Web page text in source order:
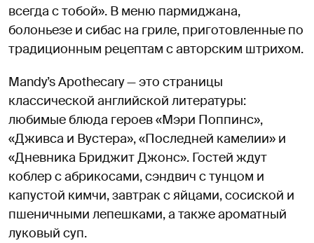
всегда с тобой». В меню пармиджана,
болоньезе и сибас на гриле, приготовленные по
традиционным рецептам с авторским штрихом.
Mandy’s Apothecary — это страницы
классической английской литературы:
любимые блюда героев «Мэри Поппинс»,
«Дживса и Вустера», «Последней камелии» и
«Дневника Бриджит Джонс». Гостей ждут
коблер с абрикосами, сэндвич с тунцом и
капустой кимчи, завтрак с яйцами, сосиской и
пшеничными лепешками, а также ароматный
луковый суп.